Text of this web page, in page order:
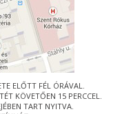
ELŐTT FÉL ÓRÁVAL.
KÖVETŐEN 15 PERCCEL.
TART NYITVA.